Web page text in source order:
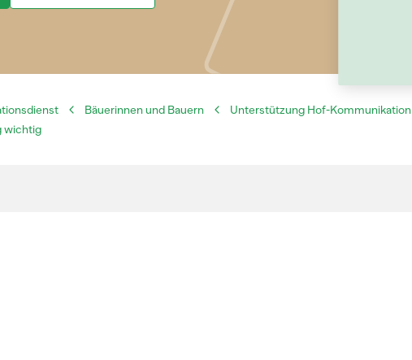
Bäuerinnen und Bauern Unterstützung Hof-Kommunikation
wichtig